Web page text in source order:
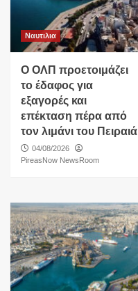
Ναυτιλια
O ΟΛΠ προετοιμάζει
το έδαφος για
εξαγορές και
επέκταση πέρα από
τον λιμάνι του Πειραιά
04/08/2026
PireasNow NewsRoom